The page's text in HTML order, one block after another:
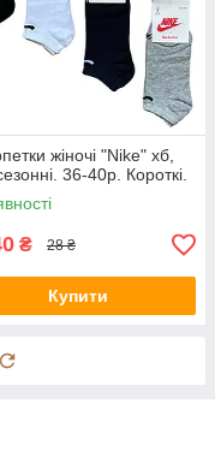
жіночі "Nike" хб,
36-40р. Короткі.
₴ 28 ₴
Купити